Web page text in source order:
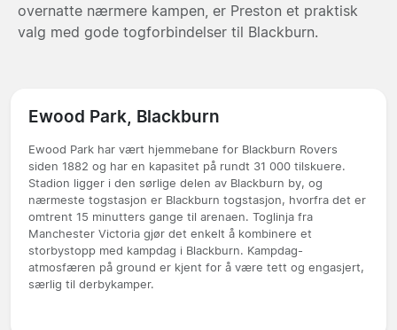
overnatte nærmere kampen, er Preston et praktisk
valg med gode togforbindelser til Blackburn.
Ewood Park, Blackburn
Ewood Park har vært hjemmebane for Blackburn Rovers
siden 1882 og har en kapasitet på rundt 31 000 tilskuere.
Stadion ligger i den sørlige delen av Blackburn by, og
nærmeste togstasjon er Blackburn togstasjon, hvorfra det er
omtrent 15 minutters gange til arenaen. Toglinja fra
Manchester Victoria gjør det enkelt å kombinere et
storbystopp med kampdag i Blackburn. Kampdag-
atmosfæren på ground er kjent for å være tett og engasjert,
særlig til derbykamper.